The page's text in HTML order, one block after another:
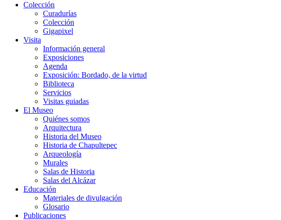
Colección
Curadurías
Colección
Gigapixel
Visita
Información general
Exposiciones
Agenda
Exposición: Bordado, de la virtud
Biblioteca
Servicios
Visitas guiadas
El Museo
Quiénes somos
Arquitectura
Historia del Museo
Historia de Chapultepec
Arqueología
Murales
Salas de Historia
Salas del Alcázar
Educación
Materiales de divulgación
Glosario
Publicaciones